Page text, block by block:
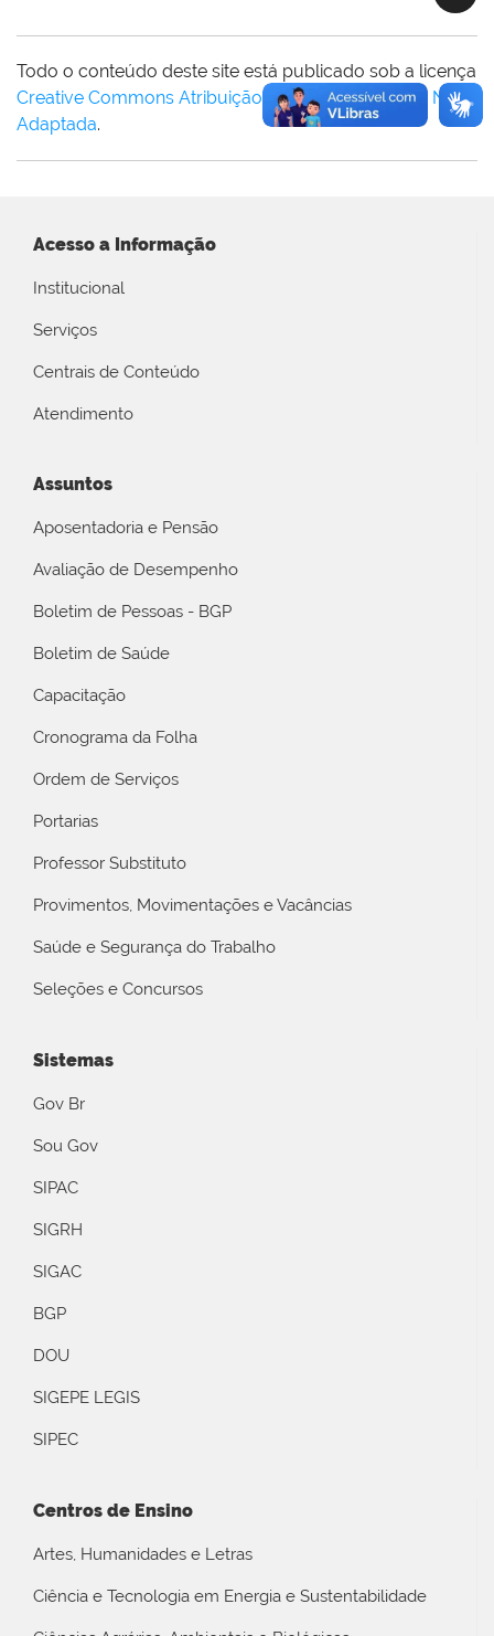
Todo o conteúdo deste site está publicado sob a licença
Creative Commons Atribuição-SemDerivações 3.0 Não
Adaptada.
Acesso a Informação
Institucional
Serviços
Centrais de Conteúdo
Atendimento
Assuntos
Aposentadoria e Pensão
Avaliação de Desempenho
Boletim de Pessoas - BGP
Boletim de Saúde
Capacitação
Cronograma da Folha
Ordem de Serviços
Portarias
Professor Substituto
Provimentos, Movimentações e Vacâncias
Saúde e Segurança do Trabalho
Seleções e Concursos
Sistemas
Gov Br
Sou Gov
SIPAC
SIGRH
SIGAC
BGP
DOU
SIGEPE LEGIS
SIPEC
Centros de Ensino
Artes, Humanidades e Letras
Ciência e Tecnologia em Energia e Sustentabilidade